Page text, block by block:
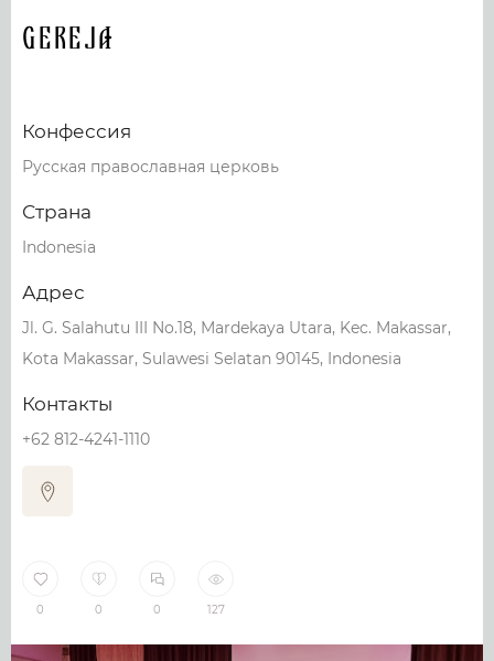
GEREJA
Конфессия
Русская православная церковь
Страна
Indonesia
Адрес
Jl. G. Salahutu III No.18, Mardekaya Utara, Kec. Makassar,
Kota Makassar, Sulawesi Selatan 90145, Indonesia
Контакты
+62 812-4241-1110
0 0 0 127